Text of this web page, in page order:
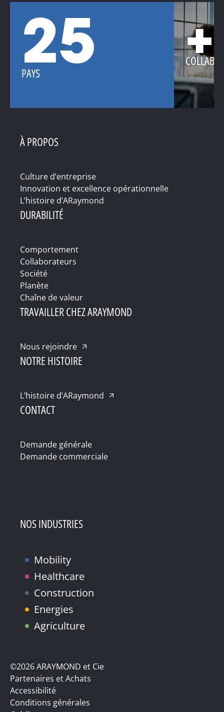
25
PAYS
À PROPOS
Culture d’entreprise
Innovation et excellence opérationnelle
L’histoire d’ARaymond
DURABILITÉ
Comportement
Collaborateurs
Société
Planète
Chaîne de valeur
TRAVAILLER CHEZ ARAYMOND
Nous rejoindre
NOTRE HISTOIRE
L’histoire d’ARaymond
CONTACT
Demande générale
Demande commerciale
NOS INDUSTRIES
Mobility
Healthcare
Construction
Energies
Agriculture
©2026 ARAYMOND et Cie
Partenaires et Achats
Accessibilité
Conditions générales